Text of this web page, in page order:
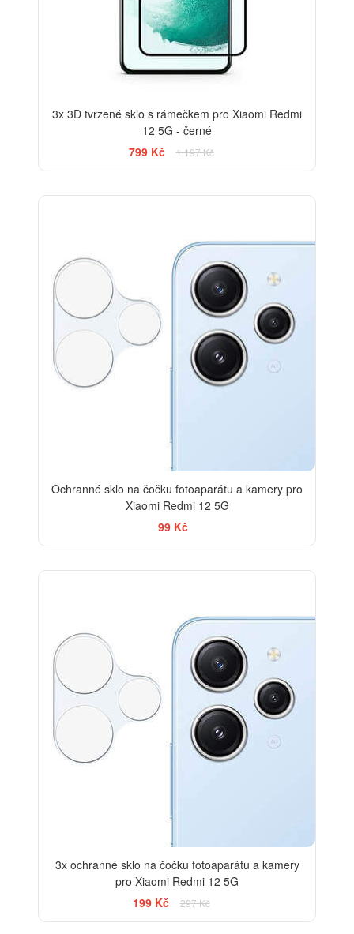
3x 3D tvrzené sklo s rámečkem pro Xiaomi Redmi
12 5G - černé
799 Kč
1 197 Kč
Ochranné sklo na čočku fotoaparátu a kamery pro
Xiaomi Redmi 12 5G
99 Kč
3x ochranné sklo na čočku fotoaparátu a kamery
pro Xiaomi Redmi 12 5G
199 Kč
297 Kč